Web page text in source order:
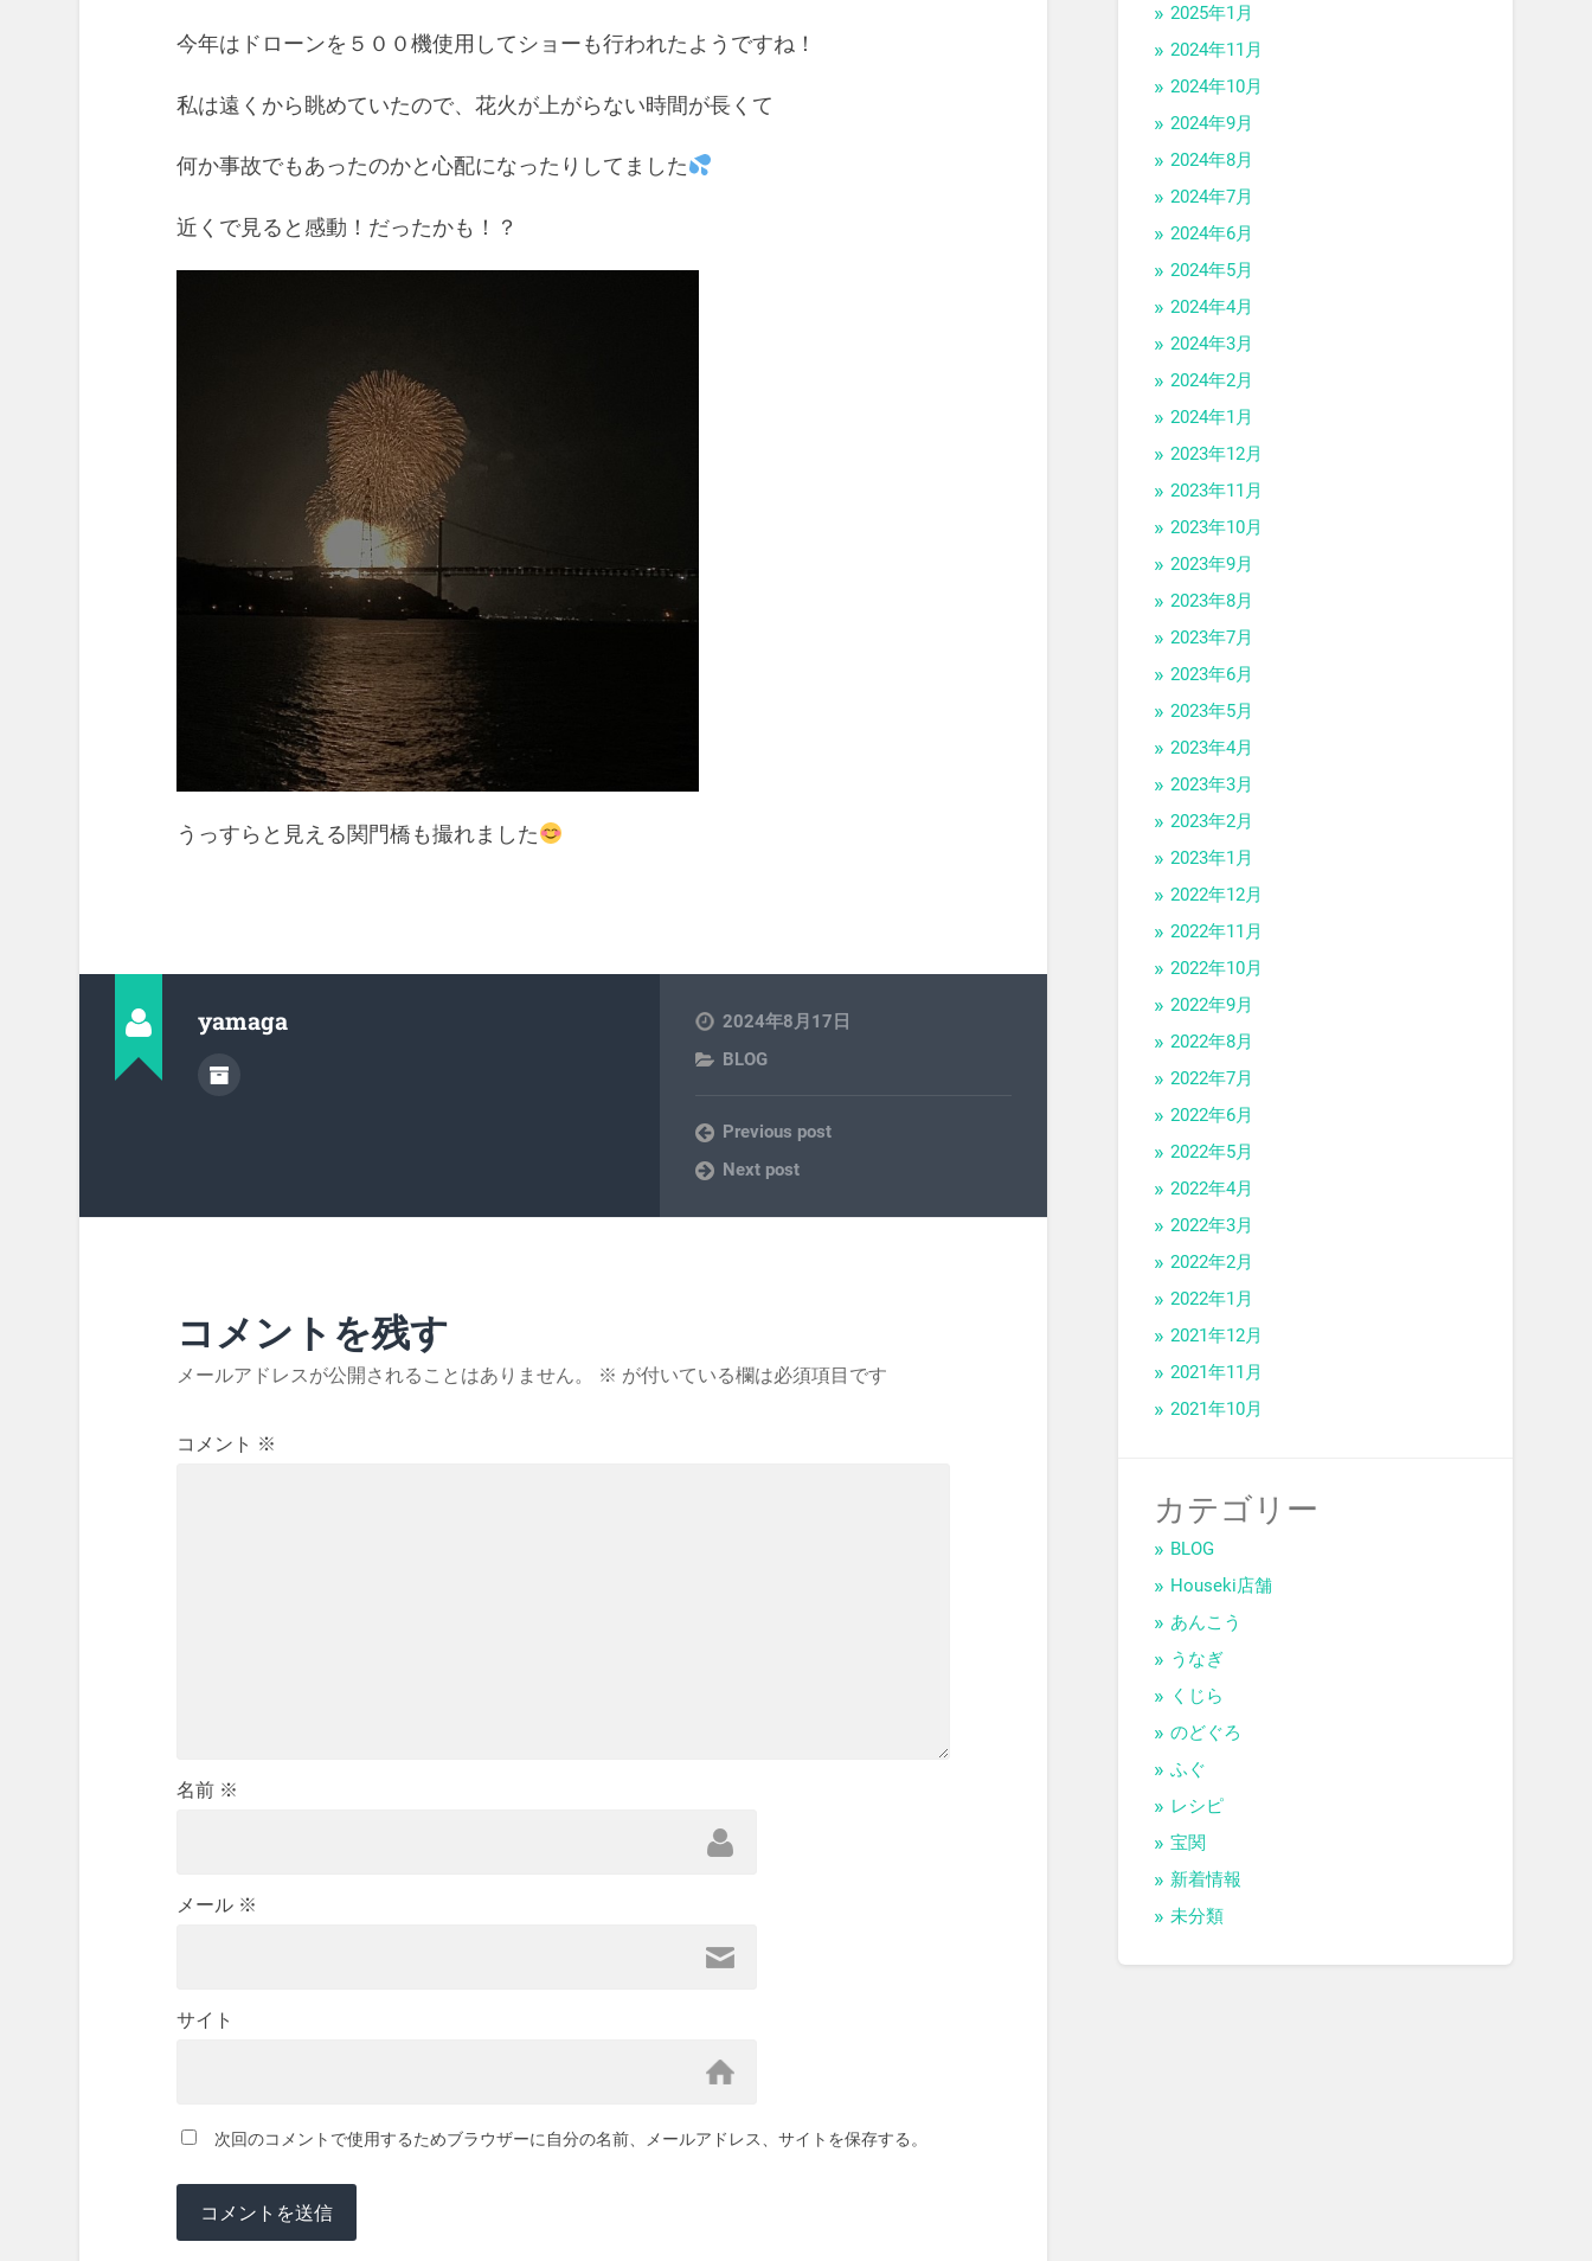
今年はドローンを５００機使用してショーも行われたようですね！
私は遠くから眺めていたので、花火が上がらない時間が長くて
何か事故でもあったのかと心配になったりしてました
近くで見ると感動！だったかも！？
うっすらと見える関門橋も撮れました
yamaga
2024年8月17日
BLOG
Previous post
Next post
コメントを残す
メールアドレスが公開されることはありません。 ※ が付いている欄は必須項目です
コメント ※
名前 ※
メール ※
サイト
次回のコメントで使用するためブラウザーに自分の名前、メールアドレス、サイトを保存する。
2025年1月
2024年11月
2024年10月
2024年9月
2024年8月
2024年7月
2024年6月
2024年5月
2024年4月
2024年3月
2024年2月
2024年1月
2023年12月
2023年11月
2023年10月
2023年9月
2023年8月
2023年7月
2023年6月
2023年5月
2023年4月
2023年3月
2023年2月
2023年1月
2022年12月
2022年11月
2022年10月
2022年9月
2022年8月
2022年7月
2022年6月
2022年5月
2022年4月
2022年3月
2022年2月
2022年1月
2021年12月
2021年11月
2021年10月
カテゴリー
BLOG
Houseki店舗
あんこう
うなぎ
くじら
のどぐろ
ふぐ
レシピ
宝関
新着情報
未分類